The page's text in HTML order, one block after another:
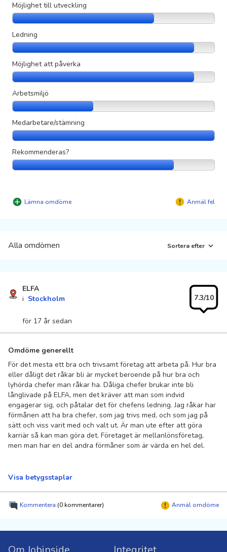
Möjlighet till utveckling
Ledning
Möjlighet att påverka
Arbetsmiljö
Medarbetare/stämning
Rekommenderas?
Lämna omdöme Anmäl fel
Alla omdömen Sortera efter
7.3/10
ELFA
i Stockholm
för 17 år sedan
Omdöme generellt
För det mesta ett bra och trivsamt företag att arbeta på. Hur bra
eller dåligt det råkar bli är mycket beroende på hur bra och
lyhörda chefer man råkar ha. Dåliga chefer brukar inte bli
långlivade på ELFA, men det kräver att man som indvid
engagerar sig, och påtalar det för chefens ledning. Jag råkar har
förmånen att ha bra chefer, som jag trivs med, och som jag på
sätt och viss varit med och valt ut. Är man ute efter att göra
karriär så kan man göra det. Företaget är mellanlönsföretag,
men man har en del andra förmåner som är värda en hel del.
Visa betygsstaplar
Kommentera (0 kommentarer) Anmäl omdöme